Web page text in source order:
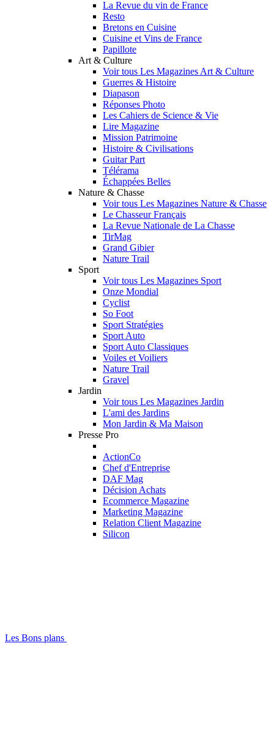
La Revue du vin de France
Resto
Bretons en Cuisine
Cuisine et Vins de France
Papillote
Art & Culture
Voir tous Les Magazines Art & Culture
Guerres & Histoire
Diapason
Réponses Photo
Les Cahiers de Science & Vie
Lire Magazine
Mission Patrimoine
Histoire & Civilisations
Guitar Part
Télérama
Échappées Belles
Nature & Chasse
Voir tous Les Magazines Nature & Chasse
Le Chasseur Français
La Revue Nationale de La Chasse
TirMag
Grand Gibier
Nature Trail
Sport
Voir tous Les Magazines Sport
Onze Mondial
Cyclist
So Foot
Sport Stratégies
Sport Auto
Sport Auto Classiques
Voiles et Voiliers
Nature Trail
Gravel
Jardin
Voir tous Les Magazines Jardin
L'ami des Jardins
Mon Jardin & Ma Maison
Presse Pro
ActionCo
Chef d'Entreprise
DAF Mag
Décision Achats
Ecommerce Magazine
Marketing Magazine
Relation Client Magazine
Silicon
Les Bons plans